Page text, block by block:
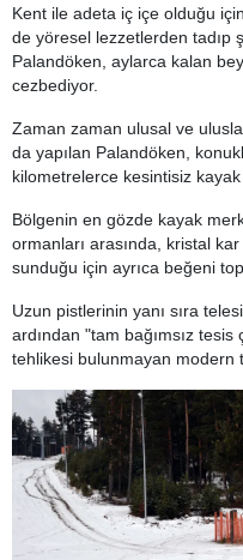
Kent ile adeta iç içe olduğu
de yöresel lezzetlerden tadıp
Palandöken, aylarca kalan
cezbediyor.
Zaman zaman ulusal ve
da yapılan Palandöken,
kilometrelerce kesintisiz kayak
Bölgenin en gözde kayak
ormanları arasında, kristal
sunduğu için ayrıca beğeni
Uzun pistlerinin yanı sıra
ardından "tam bağımsız tesis
tehlikesi bulunmayan modern